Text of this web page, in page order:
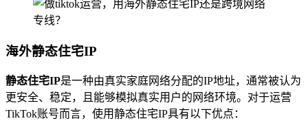
海外静态住宅IP
静态住宅IP是一种由真实家庭网络分配的IP地址，通常被认为
更安全、稳定，且能够模拟真实用户的网络环境。对于运营
TikTok账号而言，使用静态住宅IP具有以下优点：